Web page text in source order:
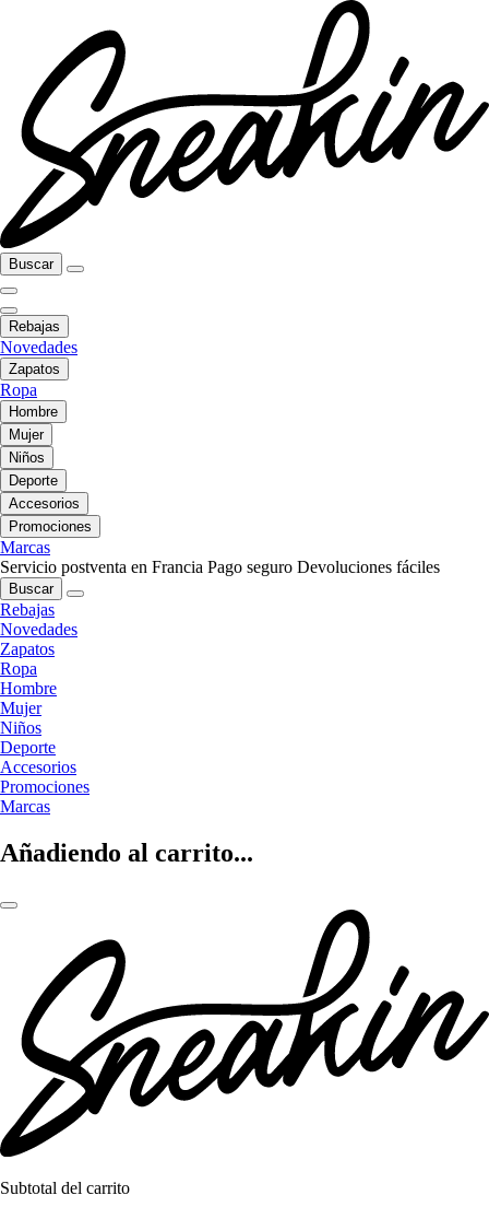
Buscar
Rebajas
Novedades
Zapatos
Ropa
Hombre
Mujer
Niños
Deporte
Accesorios
Promociones
Marcas
Servicio postventa en Francia Pago seguro Devoluciones fáciles
Buscar
Rebajas
Novedades
Zapatos
Ropa
Hombre
Mujer
Niños
Deporte
Accesorios
Promociones
Marcas
Añadiendo al carrito...
Subtotal del carrito